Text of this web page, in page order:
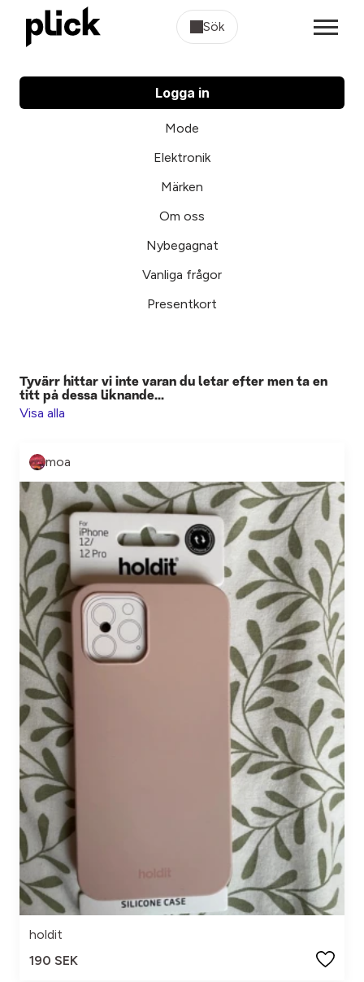
Sök
Logga in
Mode
Elektronik
Märken
Om oss
Nybegagnat
Vanliga frågor
Presentkort
Tyvärr hittar vi inte varan du letar efter men ta en
titt på dessa liknande...
Visa alla
moa
holdit
190 SEK